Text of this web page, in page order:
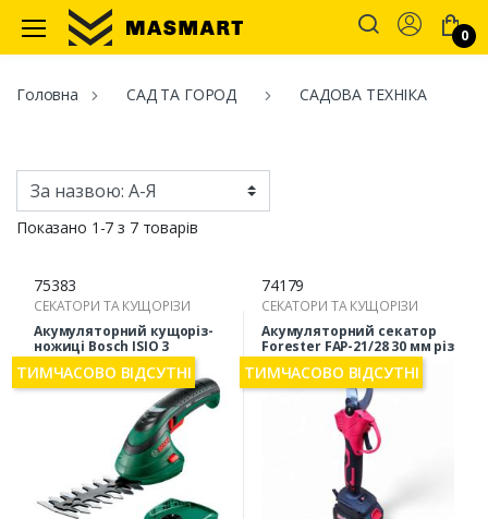
Masmart
Account
0
Головна САД ТА ГОРОД САДОВА ТЕХНІКА
Показано 1-7 з 7 товарів
75383
СЕКАТОРИ ТА КУЩОРІЗИ
Акумуляторний кущоріз-
ножиці Bosch ISIO 3
0600833108
ТИМЧАСОВО ВІДСУТНІ
74179
СЕКАТОРИ ТА КУЩОРІЗИ
Акумуляторний секатор
Forester FAP-21/28 30 мм різ
ТИМЧАСОВО ВІДСУТНІ